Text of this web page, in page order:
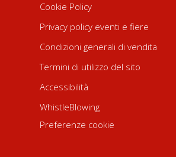
Cookie Policy
Privacy policy eventi e fiere
Condizioni generali di vendita
Termini di utilizzo del sito
Accessibilità
WhistleBlowing
Preferenze cookie